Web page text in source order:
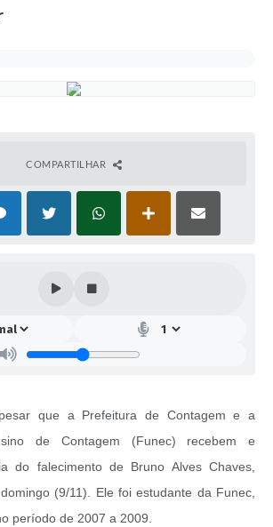
COMPARTILHAR
que a Prefeitura de Contagem e a
de Contagem (Funec) recebem e
do falecimento de Bruno Alves Chaves,
(9/11). Ele foi estudante da Funec,
período de 2007 a 2009.